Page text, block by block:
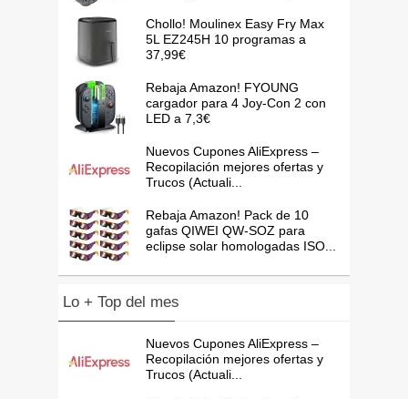
Chollo! Moulinex Easy Fry Max
5L EZ245H 10 programas a
37,99€
Rebaja Amazon! FYOUNG
cargador para 4 Joy-Con 2 con
LED a 7,3€
Nuevos Cupones AliExpress –
Recopilación mejores ofertas y
Trucos (Actuali...
Rebaja Amazon! Pack de 10
gafas QIWEI QW-SOZ para
eclipse solar homologadas ISO...
Lo + Top del mes
Nuevos Cupones AliExpress –
Recopilación mejores ofertas y
Trucos (Actuali...